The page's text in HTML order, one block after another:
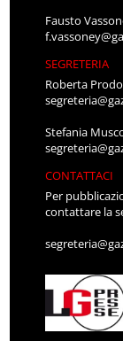
Fausto
SEGRETERIA
Roberta
Stefania
CONTATTACI
Per
contattare la